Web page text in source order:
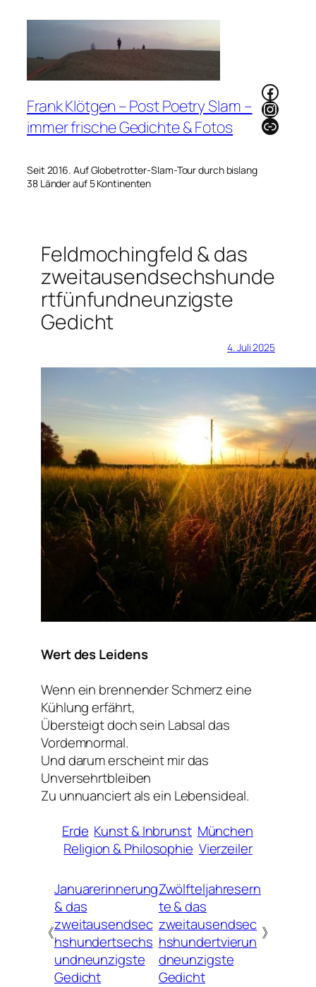
Frank Klötgen – Post Poetry Slam –
immer frische Gedichte & Fotos
Seit 2016. Auf Globetrotter-Slam-Tour durch bislang
38 Länder auf 5 Kontinenten
Link
Feldmochingfeld & das
zweitausendsechshunde
rtfünfundneunzigste
Gedicht
4. Juli 2025
Wert des Leidens
Wenn ein brennender Schmerz eine
Kühlung erfährt,
Übersteigt doch sein Labsal das
Vordemnormal.
Und darum erscheint mir das
Unversehrtbleiben
Zu unnuanciert als ein Lebensideal.
Erde Kunst & Inbrunst München
Religion & Philosophie Vierzeiler
《
Januarerinnerung
& das
zweitausendsec
hshundertsechs
undneunzigste
Gedicht
Zwölfteljahresern
te & das
zweitausendsec
hshundertvierun
dneunzigste
Gedicht
》